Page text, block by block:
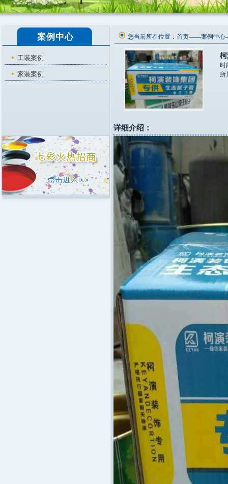
案例中心
工装案例
家装案例
您当前所在位置： 首页——案例中心
所
详细介绍：